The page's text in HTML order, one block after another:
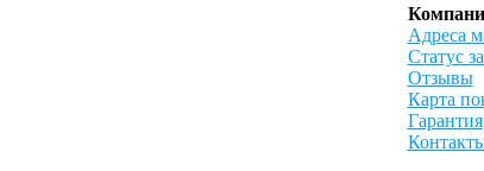
Адреса
Статус
Отзывы
Карта
Гарантия